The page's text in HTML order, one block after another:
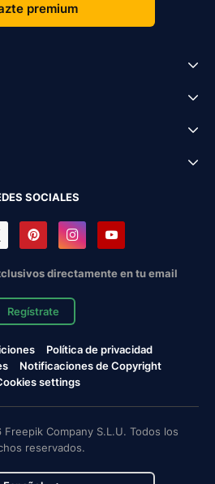
premium
SOCIALES
directamente en tu email
Regístrate
Política de privacidad
Notificaciones de Copyright
settings
Company S.L.U. Todos los
reservados.